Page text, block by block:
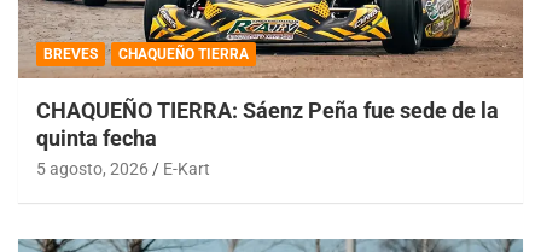
BREVES CHAQUEÑO TIERRA
CHAQUEÑO TIERRA: Sáenz Peña fue sede de la
quinta fecha
5 agosto, 2026 E-Kart